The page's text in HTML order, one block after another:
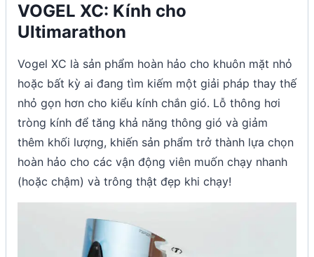
VOGEL XC: Kính cho
Ultimarathon
Vogel XC là sản phẩm hoàn hảo cho khuôn mặt nhỏ
hoặc bất kỳ ai đang tìm kiếm một giải pháp thay thế
nhỏ gọn hơn cho kiểu kính chắn gió. Lỗ thông hơi
tròng kính để tăng khả năng thông gió và giảm
thêm khối lượng, khiến sản phẩm trở thành lựa chọn
hoàn hảo cho các vận động viên muốn chạy nhanh
(hoặc chậm) và trông thật đẹp khi chạy!